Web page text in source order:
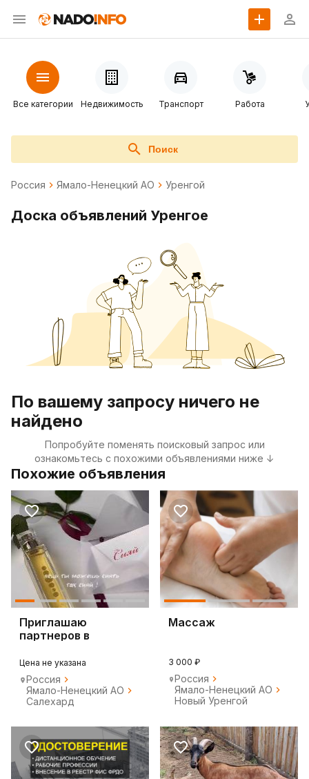
Все категории Недвижимость Транспорт Работа
Поиск
Россия Ямало-Ненецкий АО Уренгой
Доска объявлений Уренгое
По вашему запросу ничего не
найдено
Попробуйте поменять поисковый запрос или
ознакомьтесь с похожими объявлениями ниже ↓
Похожие объявления
Приглашаю
партнеров в
Цена не указана
Россия
Ямало-Ненецкий АО
Салехард
Массаж
3 000 ₽
Россия
Ямало-Ненецкий АО
Новый Уренгой